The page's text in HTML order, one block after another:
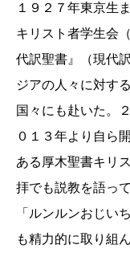
１９２７年東京生
キリスト者学生会
代訳聖書』（現代
ジアの人々に対す
国々にも赴いた。
０１３年より自ら
ある厚木聖書キリ
拝でも説教を語っ
「ルンルンおじい
も精力的に取り組ん